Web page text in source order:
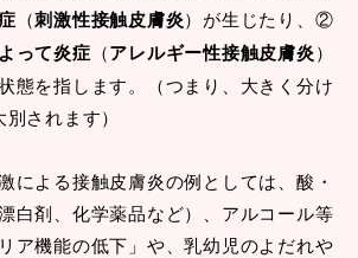
（刺激性接触皮膚炎）が生じたり、②
って炎症 （アレルギー性接触皮膚炎）
態を指します。（つまり、大きく分け
されます）
による接触皮膚炎の例としては、酸・
白剤、化学薬品など）、アルコール等
ア機能の低下」や、乳幼児のよだれや